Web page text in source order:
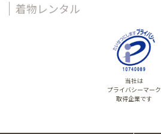
着物レンタル
当社は
プライバシーマーク
取得企業です